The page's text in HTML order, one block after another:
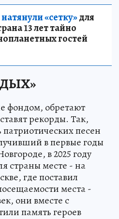
«сетку»для
13 лет тайно
гостей
фондом, обретают
рекорды. Так,
песен
в первые годы
в 2025 году
страны месте - на
где поставил
места -
они вместе с
память героев